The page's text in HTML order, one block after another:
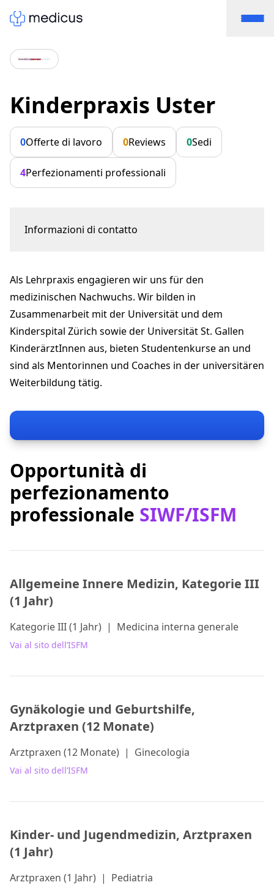
Kinderpraxis Uster
0Offerte di lavoro 0Reviews 0Sedi
4Perfezionamenti professionali
Informazioni di contatto
kinderpraxisuster@hin.ch
+41 43 444 23 33
Als Lehrpraxis engagieren wir uns für den
medizinischen Nachwuchs. Wir bilden in
Zusammenarbeit mit der Universität und dem
Kinderspital Zürich sowie der Universität St. Gallen
KinderärztInnen aus, bieten Studentenkurse an und
sind als Mentorinnen und Coaches in der universitären
Weiterbildung tätig.
Opportunità di
perfezionamento
professionale SIWF/ISFM
Allgemeine Innere Medizin, Kategorie III
(1 Jahr)
Kategorie III (1 Jahr) | Medicina interna generale
Vai al sito dell’ISFM
Gynäkologie und Geburtshilfe,
Arztpraxen (12 Monate)
Arztpraxen (12 Monate) | Ginecologia
Vai al sito dell’ISFM
Kinder- und Jugendmedizin, Arztpraxen
(1 Jahr)
Arztpraxen (1 Jahr) | Pediatria